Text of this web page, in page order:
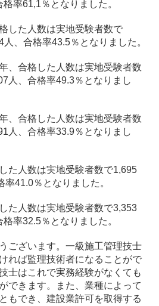
率61,1％となりました。
した人数は実地受験者数で
、合格率43.5％となりました。
、合格した人数は実地受験者数
人、合格率49.3％となりまし
、合格した人数は実地受験者数
人、合格率33.9％となりまし
た人数は実地受験者数で1,695
率41.0％となりました。
た人数は実地受験者数で3,353
率32.5％となりました。
ございます。一級施工管理技士
れば監理技術者になることがで
士はこれで実務経験がなくても
できます。また、業種によって
もでき、建設業許可を取得する